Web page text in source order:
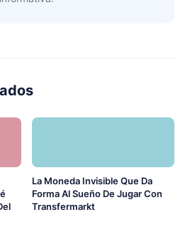
La Moneda Invisible Que Da
Forma Al Sueño De Jugar Con
Transfermarkt